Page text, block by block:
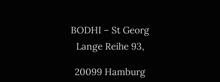
BODHI – St Georg
Lange Reihe 93,
20099 Hamburg